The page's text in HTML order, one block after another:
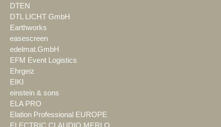
DTEN
DTL LICHT GmbH
Earthworks
easescreen
edelmat.GmbH
EFM Event Logistics
Ehrgeiz
EIKI
einstein & sons
ELA PRO
Elation Professional EUROPE
ELECTRIC CLAUDIO MERLO